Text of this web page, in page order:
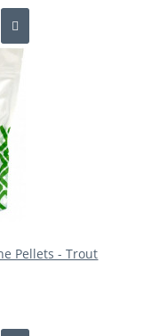
Pellets - Trout